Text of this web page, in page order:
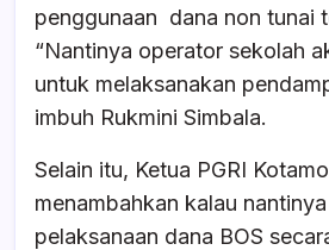
penggunaan dana non tunai
“Nantinya operator sekolah
untuk melaksanakan
imbuh Rukmini Simbala.
Selain itu, Ketua PGRI
menambahkan kalau
pelaksanaan dana BOS